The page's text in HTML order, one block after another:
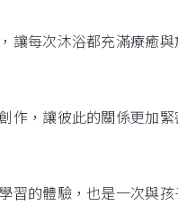
讓每次沐浴都充滿療癒與
作，讓彼此的關係更加緊
習的體驗，也是一次與